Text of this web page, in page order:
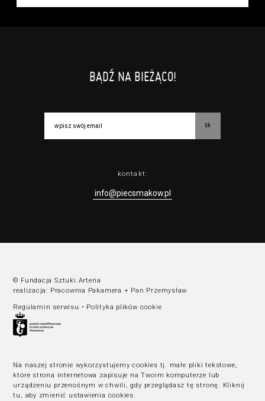
BĄDŹ NA BIEŻĄCO!
ok
kontakt:
info@piecsmakow.pl
© Fundacja Sztuki Arteria
realizacja: Pracownia Pakamera + Pan Przemysław
Regulamin serwisu • Polityka plików cookie
Na naszej stronie wykorzystujemy cookies tj. małe pliki tekstowe,
które strona internetowa zapisuje na Twoim komputerze lub
urządzeniu przenośnym w chwili, gdy przeglądasz tę stronę. Kliknij
tu, aby zmienić ustawienia cookies.